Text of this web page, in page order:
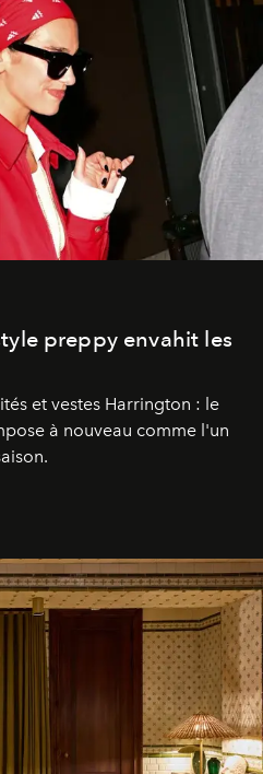
preppy envahit les
et vestes Harrington : le
à nouveau comme l'un